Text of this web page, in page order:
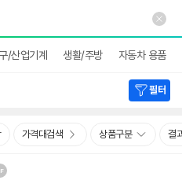
/산업기계 생활/주방 자동차 용품
필터
가격대검색 상품구분 결